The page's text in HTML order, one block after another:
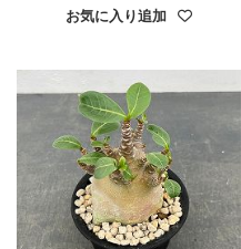
お気に入り追加